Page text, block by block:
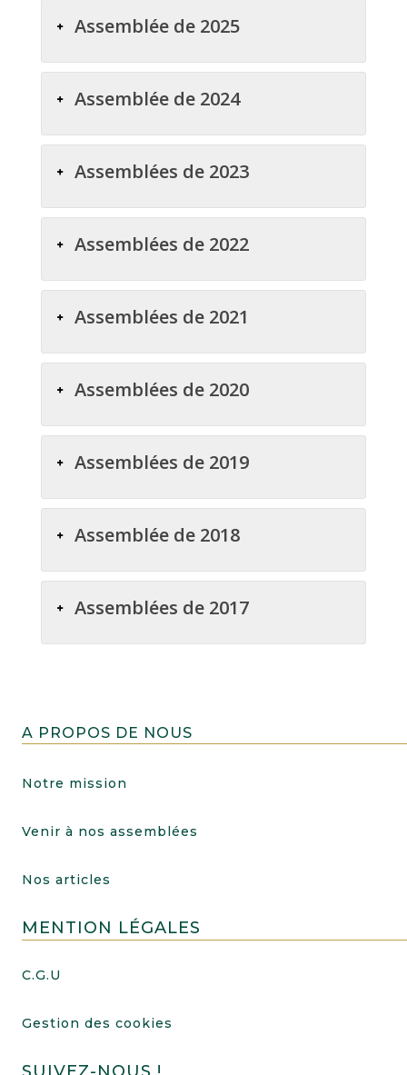
Assemblée de 2025
Assemblée de 2024
Assemblées de 2023
Assemblées de 2022
Assemblées de 2021
Assemblées de 2020
Assemblées de 2019
Assemblée de 2018
Assemblées de 2017
A PROPOS DE NOUS
Notre mission
Venir à nos assemblées
Nos articles
MENTION LÉGALES
C.G.U
Gestion des cookies